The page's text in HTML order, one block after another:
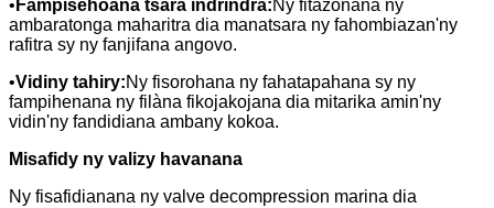
• Fampisehoana tsara indrindra:Ny fitazonana ny
ambaratonga maharitra dia manatsara ny fahombiazan'ny
rafitra sy ny fanjifana angovo.
•Vidiny tahiry:Ny fisorohana ny fahatapahana sy ny
fampihenana ny filàna fikojakojana dia mitarika amin'ny
vidin'ny fandidiana ambany kokoa.
Misafidy ny valizy havanana
Ny fisafidianana ny valve decompression marina dia